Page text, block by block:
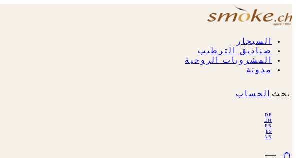
السيجار
صناديق الترطيب
المشروبات الروحية
مدونة
بحث الحساب
de
·
en
·
fr
·
es
·
ar